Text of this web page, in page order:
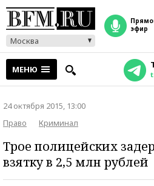
Москва
прямой
эфир
МЕНЮ
24 октября 2015, 13:00
Право
Криминал
Трое полицейских
взятку в 2,5 млн рублей